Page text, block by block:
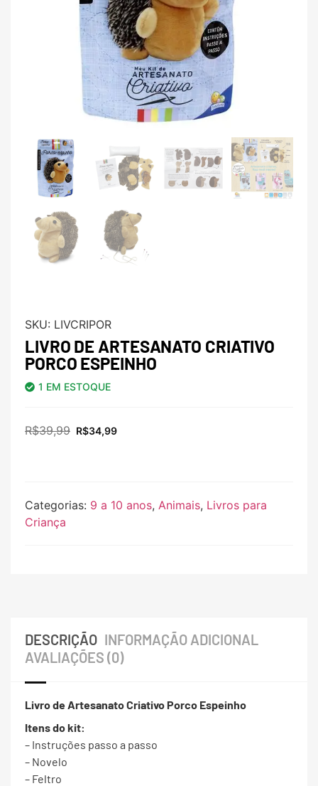
SKU: LIVCRIPOR
LIVRO DE ARTESANATO CRIATIVO
PORCO ESPEINHO
1 EM ESTOQUE
R$39,99 R$34,99
Categorias: 9 a 10 anos, Animais, Livros para
Criança
DESCRIÇÃO INFORMAÇÃO ADICIONAL
AVALIAÇÕES (0)
Livro de Artesanato Criativo Porco Espeinho
Itens do kit:
– Instruções passo a passo
– Novelo
– Feltro